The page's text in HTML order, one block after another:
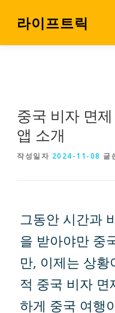
라이프트릭
중국 비자 면
앱 소개
작성일자 2024-11-08 글
그동안 시간과
을 받아야만 중
만, 이제는 상황
적 중국 비자 면
하게 중국 여행